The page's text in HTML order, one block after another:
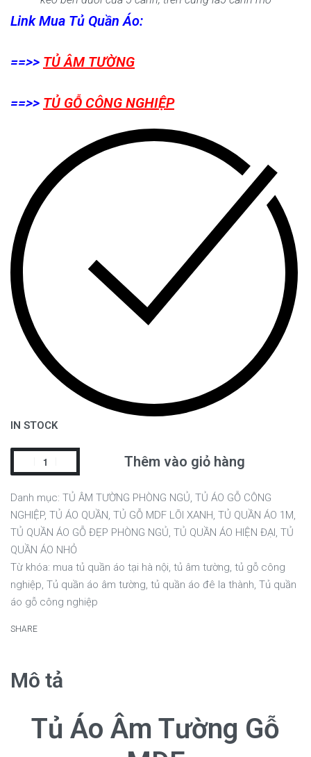
Link Mua Tủ Quần Áo:
==>> TỦ ÂM TƯỜNG
==>> TỦ GỖ CÔNG NGHIỆP
IN STOCK
Thêm vào giỏ hàng
Danh mục: TỦ ÂM TƯỜNG PHÒNG NGỦ, TỦ ÁO GỖ CÔNG
NGHIỆP, TỦ ÁO QUẦN, TỦ GỖ MDF LÕI XANH, TỦ QUẦN ÁO 1M,
TỦ QUẦN ÁO GỖ ĐẸP PHÒNG NGỦ, TỦ QUẦN ÁO HIỆN ĐẠI, TỦ
QUẦN ÁO NHỎ
Từ khóa: mua tủ quần áo tại hà nội, tủ âm tường, tủ gỗ công
nghiệp, Tủ quần áo âm tường, tủ quần áo đê la thành, Tủ quần
áo gỗ công nghiệp
SHARE
Mô tả
Tủ Áo Âm Tường Gỗ